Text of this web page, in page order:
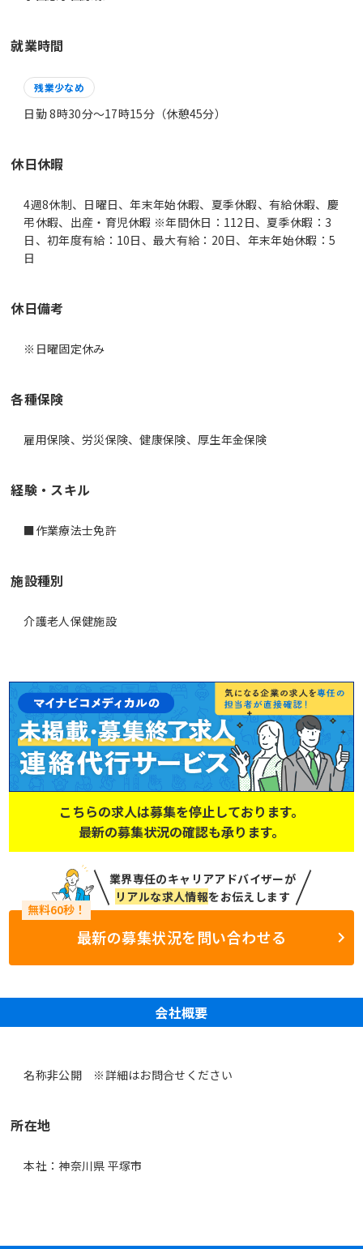
就業時間
残業少なめ
日勤 8時30分〜17時15分（休憩45分）
休日休暇
4週8休制、日曜日、年末年始休暇、夏季休暇、有給休暇、慶
弔休暇、出産・育児休暇 ※年間休日：112日、夏季休暇：3
日、初年度有給：10日、最大有給：20日、年末年始休暇：5
日
休日備考
※日曜固定休み
各種保険
雇用保険、労災保険、健康保険、厚生年金保険
経験・スキル
■作業療法士免許
施設種別
介護老人保健施設
こちらの求人は募集を停止しております。
最新の募集状況の確認も承ります。
業界専任のキャリアアドバイザーが
リアルな求人情報をお伝えします
最新の募集状況を問い合わせる
会社概要
名称非公開 ※詳細はお問合せください
所在地
本社：神奈川県 平塚市